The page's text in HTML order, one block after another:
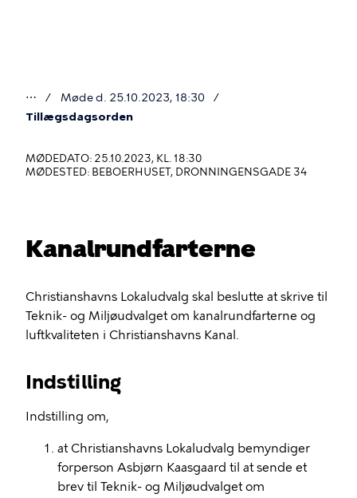
Du
her
⋯
Møde d. 25.10.2023, 18:30
Tillægsdagsorden
MØDEDATO: 25.10.2023, KL. 18:30
MØDESTED: BEBOERHUSET, DRONNINGENSGADE 34
Kanalrundfarterne
Christianshavns Lokaludvalg skal beslutte at skrive til
Teknik- og Miljøudvalget om kanalrundfarterne og
luftkvaliteten i Christianshavns Kanal.
Indstilling
Indstilling om,
at Christianshavns Lokaludvalg bemyndiger
forperson Asbjørn Kaasgaard til at sende et
brev til Teknik- og Miljøudvalget om